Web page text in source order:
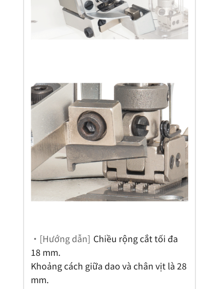
・[Hướng dẫn] Chiều rộng cắt tối đa
18 mm.
Khoảng cách giữa dao và chân vịt là 28
mm.